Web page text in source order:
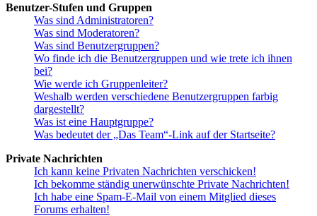
Benutzer-Stufen und Gruppen
Was sind Administratoren?
Was sind Moderatoren?
Was sind Benutzergruppen?
Wo finde ich die Benutzergruppen und wie trete ich ihnen
bei?
Wie werde ich Gruppenleiter?
Weshalb werden verschiedene Benutzergruppen farbig
dargestellt?
Was ist eine Hauptgruppe?
Was bedeutet der „Das Team“-Link auf der Startseite?
Private Nachrichten
Ich kann keine Privaten Nachrichten verschicken!
Ich bekomme ständig unerwünschte Private Nachrichten!
Ich habe eine Spam-E-Mail von einem Mitglied dieses
Forums erhalten!